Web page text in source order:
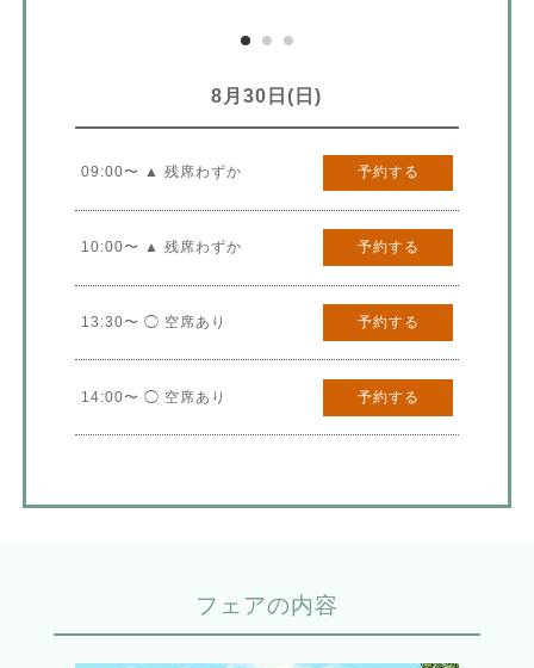
8月30日(日)
09:00〜 ▲ 残席わずか 予約する
10:00〜 ▲ 残席わずか 予約する
13:30〜 ◯ 空席あり 予約する
14:00〜 ◯ 空席あり 予約する
フェアの内容